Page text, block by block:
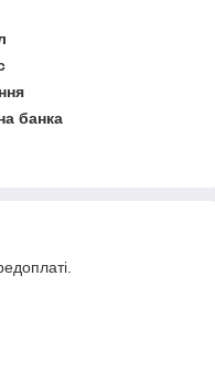
банка